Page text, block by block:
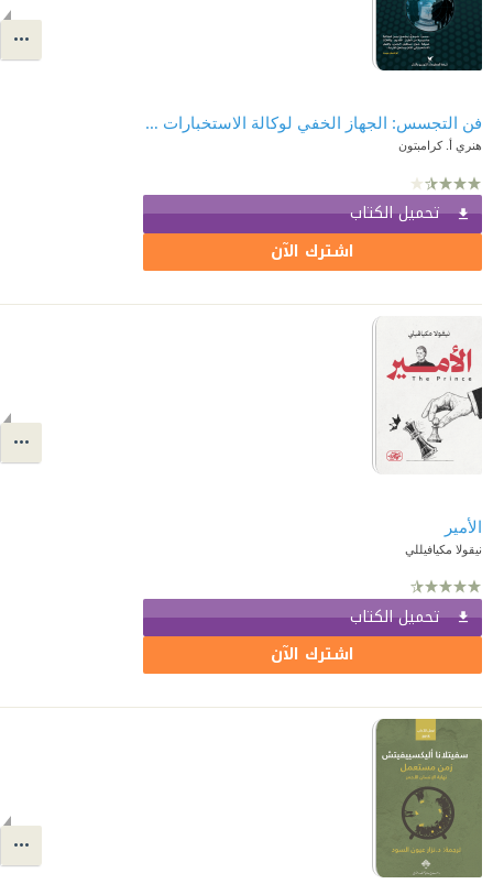
فن التجسس: الجهاز الخفي لوكالة الاستخبارات المركزية الأميركية (السي.آي.إيه)
هنري أ. كرامبتون
تحميل الكتاب
اشترك الآن
الأمير
نيقولا مكيافيللي
تحميل الكتاب
اشترك الآن